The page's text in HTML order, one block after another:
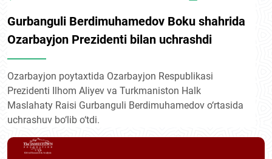
Gurbanguli Berdimuhamedov Boku shahrida
Ozarbayjon Prezidenti bilan uchrashdi
Ozarbayjon poytaxtida Ozarbayjon Respublikasi
Prezidenti Ilhom Aliyev va Turkmaniston Halk
Maslahaty Raisi Gurbanguli Berdimuhamedov o‘rtasida
uchrashuv bo‘lib o‘tdi.